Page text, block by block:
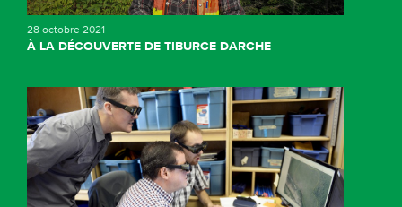
28 octobre 2021
À LA DÉCOUVERTE DE TIBURCE DARCHE